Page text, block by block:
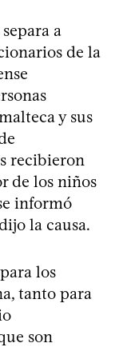
a
de la
y sus
recibieron
de los niños
informó
la causa.
los
tanto para
son